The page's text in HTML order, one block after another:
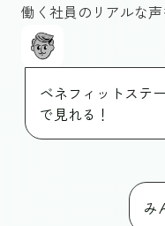
働く社員のリアルな声
ベネフィットステ
で見れる！
み